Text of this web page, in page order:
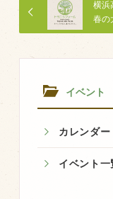
イベント
カレンダー
イベント一
横
春の
環境・堆肥
衛生管理
業務管理体
品質管理体